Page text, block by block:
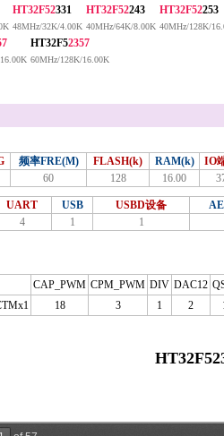
HT32F52331
48MHz/32K/4.00K
HT32F52243
40MHz/64K/8.00K
HT32F52253
40MHz/128K/
HT32F52357
60MHz/128K/16.00K
频率FRE(M) FLASH(k) RAM(k) IO
60 128 16.00
UART USB USBD设备
4 1 1
CAP_PWM CPM_PWM DIV DAC12
18 3 1 2